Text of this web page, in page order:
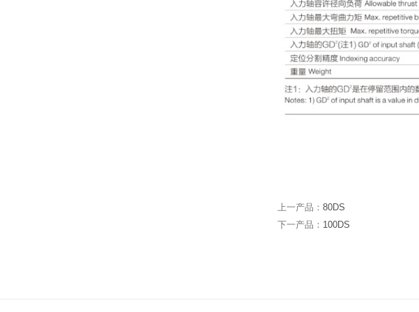
上一产品： 80DS
下一产品： 100DS